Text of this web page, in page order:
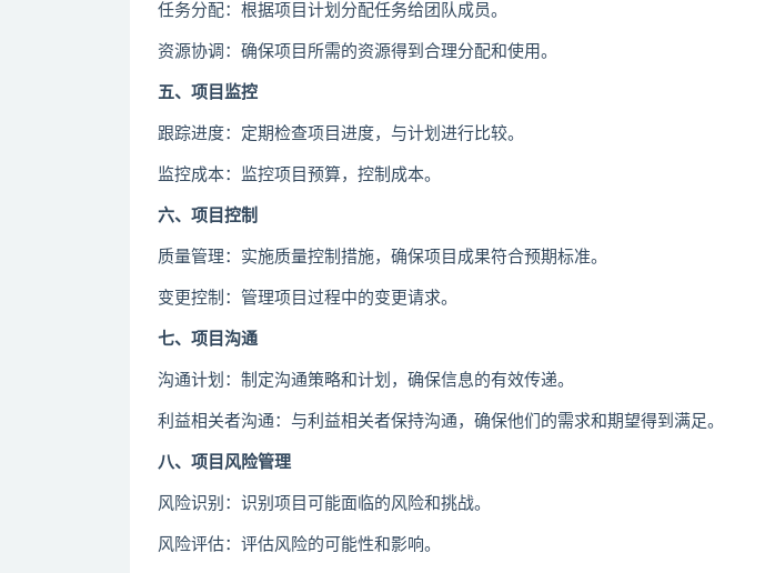
任务分配：根据项目计划分配任务给团队成员。
资源协调：确保项目所需的资源得到合理分配和使用。
五、项目监控
跟踪进度：定期检查项目进度，与计划进行比较。
监控成本：监控项目预算，控制成本。
六、项目控制
质量管理：实施质量控制措施，确保项目成果符合预期标准。
变更控制：管理项目过程中的变更请求。
七、项目沟通
沟通计划：制定沟通策略和计划，确保信息的有效传递。
利益相关者沟通：与利益相关者保持沟通，确保他们的需求和期望得到满足。
八、项目风险管理
风险识别：识别项目可能面临的风险和挑战。
风险评估：评估风险的可能性和影响。